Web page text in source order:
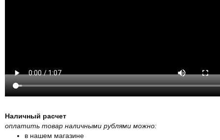
Наличный расчет
оплатить товар наличными рублями можно:
в нашем магазине